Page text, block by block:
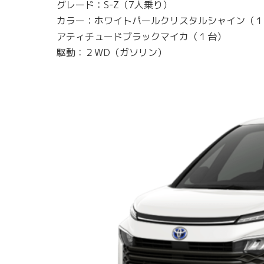
グレード：S-Z（7人乗り）
カラー：ホワイトパールクリスタルシャイン（
アティチュードブラックマイカ（１台）
駆動：２WD（ガソリン）